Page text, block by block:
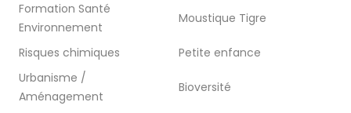
Formation Santé
Environnement
Moustique Tigre
Risques chimiques
Petite enfance
Urbanisme /
Aménagement
Bioversité